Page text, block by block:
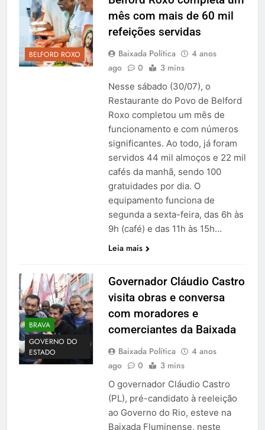
BELFORD ROXO
mês com mais de 60 mil
refeições servidas
Baixada Política
4 anos
ago
0 3 mins
Nesse sábado (30/07), o
Restaurante do Povo de Belford
Roxo completou um mês de
funcionamento e com números
significantes. Ao todo, já foram
servidos 44 mil almoços e 22 mil
cafés da manhã, sendo 100
gratuidades por dia. O
equipamento funciona de
segunda a sexta-feira, das 6h às
9h (café) e das 11h às 15h…
Leia mais
BRAVA
GOVERNO DO
ESTADO
Governador Cláudio Castro
visita obras e conversa
com moradores e
comerciantes da Baixada
Baixada Política
4 anos
ago
0 3 mins
O governador Cláudio Castro
(PL), pré-candidato à reeleição
ao Governo do Rio, esteve na
Baixada Fluminense, neste